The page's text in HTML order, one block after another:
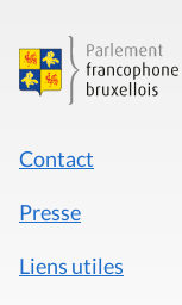
Contact
Presse
Liens utiles